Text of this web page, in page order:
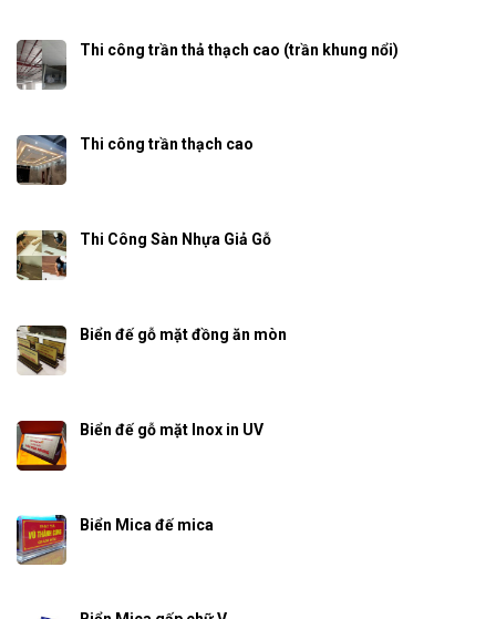
Thi công trần thả thạch cao (trần khung nổi)
Thi công trần thạch cao
Thi Công Sàn Nhựa Giả Gỗ
Biển đế gỗ mặt đồng ăn mòn
Biển đế gỗ mặt Inox in UV
Biển Mica đế mica